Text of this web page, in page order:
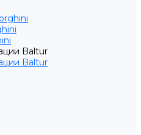
Baltur
Baltur